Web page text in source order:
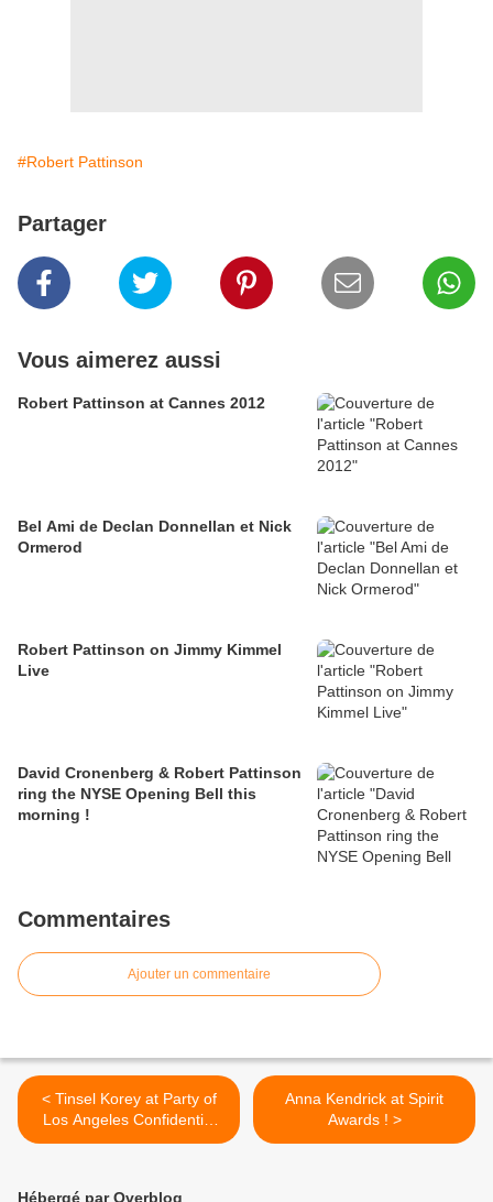
#Robert Pattinson
Partager
Vous aimerez aussi
Robert Pattinson at Cannes 2012
Bel Ami de Declan Donnellan et Nick
Ormerod
Robert Pattinson on Jimmy Kimmel
Live
David Cronenberg & Robert Pattinson
ring the NYSE Opening Bell this
morning !
Commentaires
Ajouter un commentaire
< Tinsel Korey at Party of
Los Angeles Confidential
Mag !
Anna Kendrick at Spirit
Awards ! >
Hébergé par Overblog